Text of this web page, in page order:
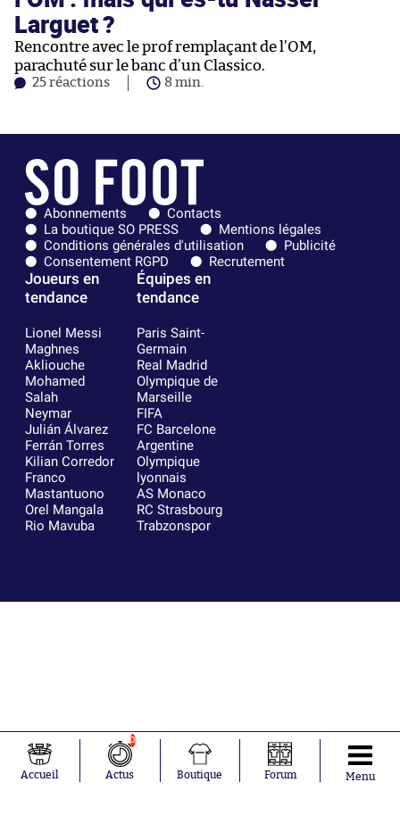
Larguet ?
Rencontre avec le prof remplaçant de l’OM,
parachuté sur le banc d’un Classico.
25 réactions 8 min.
Abonnements
Contacts
La boutique SO PRESS
Mentions légales
Conditions générales d'utilisation
Publicité
Consentement RGPD
Recrutement
Joueurs en
tendance
Lionel Messi
Maghnes
Akliouche
Mohamed
Salah
Neymar
Julián Álvarez
Ferrán Torres
Kilian Corredor
Franco
Mastantuono
Orel Mangala
Rio Mavuba
Équipes en
tendance
Paris Saint-
Germain
Real Madrid
Olympique de
Marseille
FIFA
FC Barcelone
Argentine
Olympique
lyonnais
AS Monaco
RC Strasbourg
Trabzonspor
Accueil
0
Actus Boutique Forum Menu